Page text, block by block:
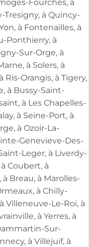
Fourches, à
à Quincy-
à Fontenailles, à
Ponthierry, à
Sur-Orge, à
à Solers, à
Orangis, à Tigery,
à Bussy-Saint-
à Les Chapelles-
à Seine-Port, à
à Ozoir-La-
Genevieve-Des-
Leger, à Liverdy-
Coubert, à
Breau, à Marolles-
à Chilly-
Villeneuve-Le-Roi, à
à Yerres, à
Sur-
à Villejuif, à